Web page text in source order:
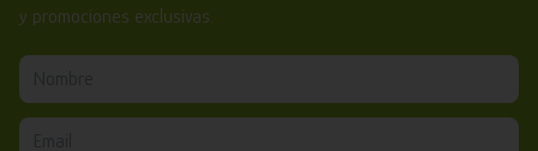
y promociones exclusivas.